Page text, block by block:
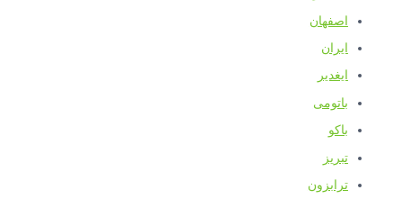
اصفهان
ایران
ایغدیر
باتومی
باکو
تبریز
ترابزون